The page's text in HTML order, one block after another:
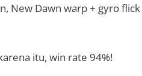
New Dawn warp + gyro flick
itu, win rate 94%!